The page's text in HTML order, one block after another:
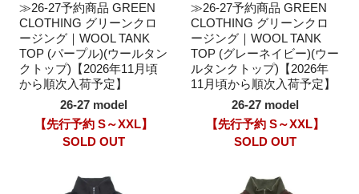
≫26-27予約商品 GREEN
CLOTHING グリーンクロ
ージング｜WOOL TANK
TOP (パープル)(ウールタン
クトップ)【2026年11月頃
から順次入荷予定】
26-27 model
【先行予約 S～XXL】
SOLD OUT
≫26-27予約商品 GREEN
CLOTHING グリーンクロ
ージング｜WOOL TANK
TOP (グレーネイビー)(ウー
ルタンクトップ)【2026年
11月頃から順次入荷予定】
26-27 model
【先行予約 S～XXL】
SOLD OUT